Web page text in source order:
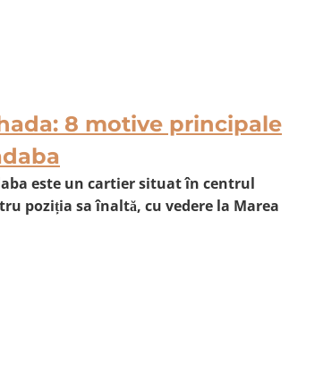
8 motive principale
este un cartier situat în centrul
poziția sa înaltă, cu vedere la Marea